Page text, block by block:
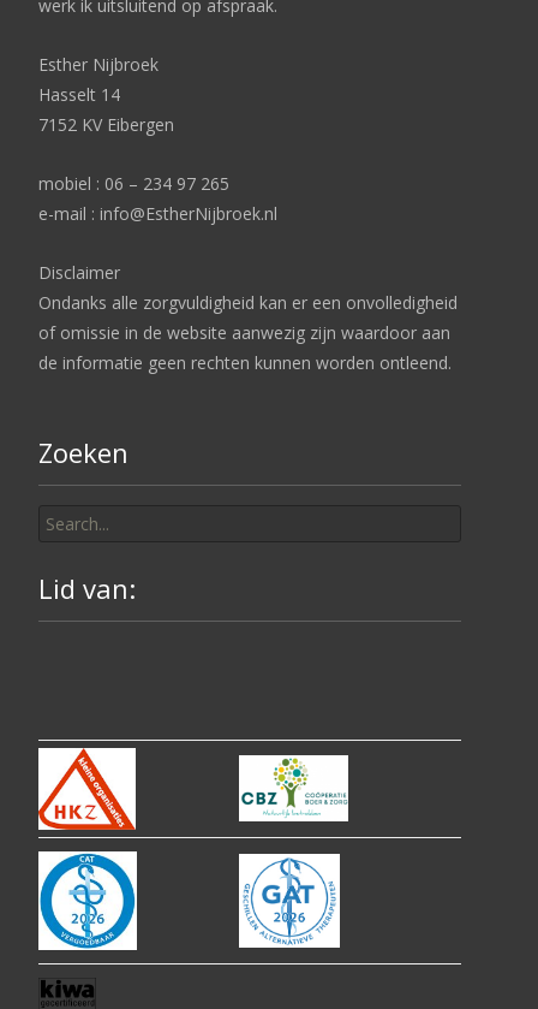
werk ik uitsluitend op afspraak.
Esther Nijbroek
Hasselt 14
7152 KV Eibergen
mobiel : 06 – 234 97 265
e-mail : info@EstherNijbroek.nl
Disclaimer
Ondanks alle zorgvuldigheid kan er een onvolledigheid
of omissie in de website aanwezig zijn waardoor aan
de informatie geen rechten kunnen worden ontleend.
Zoeken
for:
Lid van: